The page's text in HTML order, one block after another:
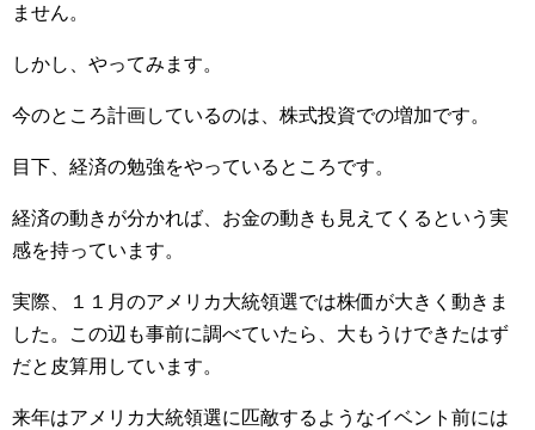
ません。
しかし、やってみます。
今のところ計画しているのは、株式投資での増加です。
目下、経済の勉強をやっているところです。
経済の動きが分かれば、お金の動きも見えてくるという実
感を持っています。
実際、１１月のアメリカ大統領選では株価が大きく動きま
した。この辺も事前に調べていたら、大もうけできたはず
だと皮算用しています。
来年はアメリカ大統領選に匹敵するようなイベント前には